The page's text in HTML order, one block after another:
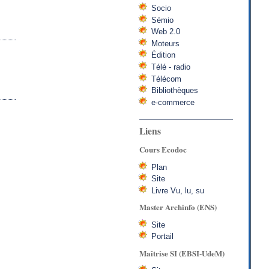
Socio
Sémio
Web 2.0
Moteurs
Édition
Télé - radio
Télécom
Bibliothèques
e-commerce
Liens
Cours Ecodoc
Plan
Site
Livre Vu, lu, su
Master Archinfo (ENS)
Site
Portail
Maîtrise SI (EBSI-UdeM)